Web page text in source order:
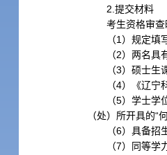
2.提交材料
考生资格审查
（1）规定填
（2）两名具
（3）硕士生
（4）《辽宁
（5）学士学
（处）所开具的“
（6）具备招
（7）同等学